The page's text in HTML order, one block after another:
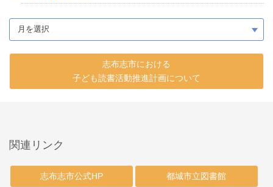
志布志市における
子ども読書活動推進計画について
関連リンク
志布志市公式HP 都城市立図書館